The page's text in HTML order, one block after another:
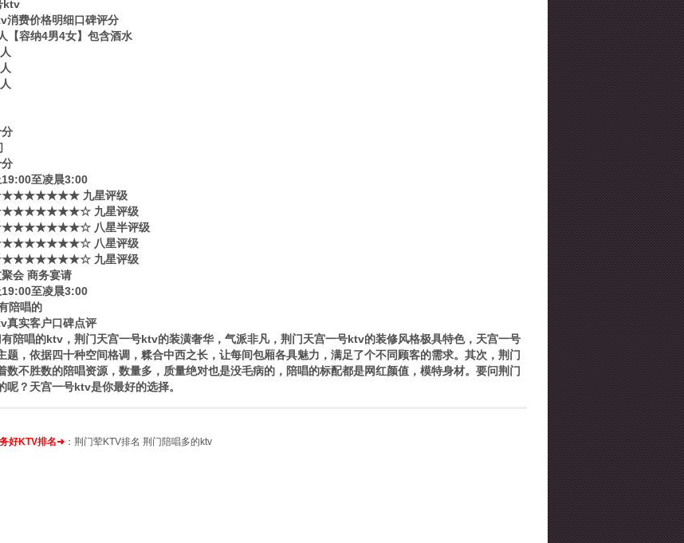
消费价格明细口碑评分
容纳4男4女】包含酒水
至凌晨3:00
九星评级
九星评级
八星半评级
八星评级
九星评级
会 商务宴请
至凌晨3:00
真实客户口碑点评
陪唱的ktv，荆门天宫一号ktv的装潢奢华，气派非凡，荆门天宫一号ktv的装修风格极具特色，天宫一号
题，依据四十种空间格调，糅合中西之长，让每间包厢各具魅力，满足了个不同顾客的需求。其次，荆门
数不胜数的陪唱资源，数量多，质量绝对也是没毛病的，陪唱的标配都是网红颜值，模特身材。要问荆门
呢？天宫一号ktv是你最好的选择。
好KTV排名➜ ： 荆门荤KTV排名 荆门陪唱多的ktv